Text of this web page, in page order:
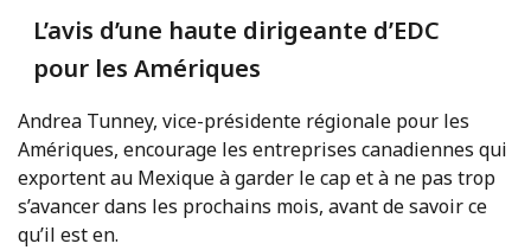
L’avis d’une haute dirigeante d’EDC
pour les Amériques
Andrea Tunney, vice-présidente régionale pour les
Amériques, encourage les entreprises canadiennes qui
exportent au Mexique à garder le cap et à ne pas trop
s’avancer dans les prochains mois, avant de savoir ce
qu’il est en.